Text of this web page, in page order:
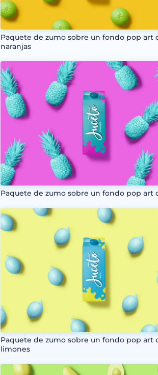
Paquete de zumo sobre un fondo pop art
naranjas
Paquete de zumo sobre un fondo pop art
Paquete de zumo sobre un fondo pop art
limones